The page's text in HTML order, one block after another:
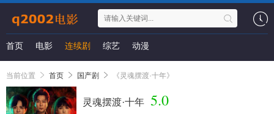
首页 电影 连续剧 综艺 动漫
当前位置 首页 国产剧 《灵魂摆渡·十年》
灵魂摆渡·十年 5.0